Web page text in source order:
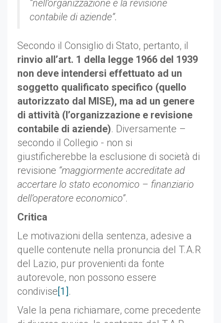
“nell’organizzazione e la revisione
contabile di aziende”.
Secondo il Consiglio di Stato, pertanto, il
rinvio all’art. 1 della legge 1966 del 1939
non deve intendersi effettuato ad un
soggetto qualificato specifico (quello
autorizzato dal MISE), ma ad un genere
di attività (l’organizzazione e revisione
contabile di aziende). Diversamente –
secondo il Collegio - non si
giustificherebbe la esclusione di società di
revisione “maggiormente accreditate ad
accertare lo stato economico – finanziario
dell’operatore economico”.
Critica
Le motivazioni della sentenza, adesive a
quelle contenute nella pronuncia del T.A.R
del Lazio, pur provenienti da fonte
autorevole, non possono essere
condivise[1] .
Vale la pena richiamare, come precedente